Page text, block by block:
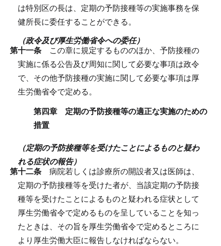
は特別区の長は、定期の予防接種等の実施事務を保
健所長に委任することができる。
（政令及び厚生労働省令への委任）
第十一条 この章に規定するもののほか、予防接種の
実施に係る公告及び周知に関して必要な事項は政令
で、その他予防接種の実施に関して必要な事項は厚
生労働省令で定める。
第四章 定期の予防接種等の適正な実施のための
措置
（定期の予防接種等を受けたことによるものと疑わ
れる症状の報告）
第十二条 病院若しくは診療所の開設者又は医師は、
定期の予防接種等を受けた者が、当該定期の予防接
種等を受けたことによるものと疑われる症状として
厚生労働省令で定めるものを呈していることを知っ
たときは、その旨を厚生労働省令で定めるところに
より厚生労働大臣に報告しなければならない。